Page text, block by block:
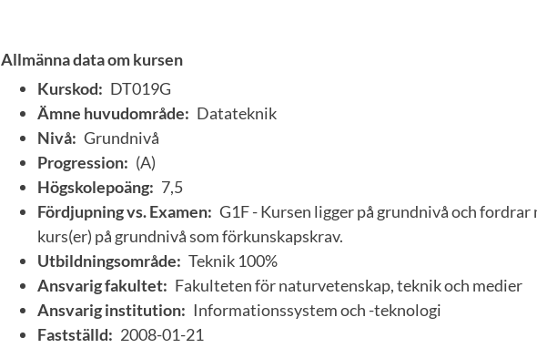
Allmänna data om kursen
Kurskod: DT019G
Ämne huvudområde: Datateknik
Nivå: Grundnivå
Progression: (A)
Högskolepoäng: 7,5
Fördjupning vs. Examen: G1F - Kursen ligger på grundnivå och fordrar
kurs(er) på grundnivå som förkunskapskrav.
Utbildningsområde: Teknik 100%
Ansvarig fakultet: Fakulteten för naturvetenskap, teknik och medier
Ansvarig institution: Informationssystem och -teknologi
Fastställd: 2008-01-21